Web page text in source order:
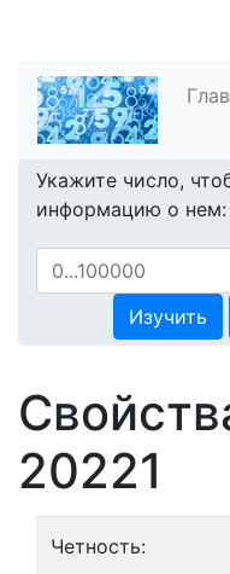
Укажите число,
информацию о нем:
Изучить
20221
Четность: